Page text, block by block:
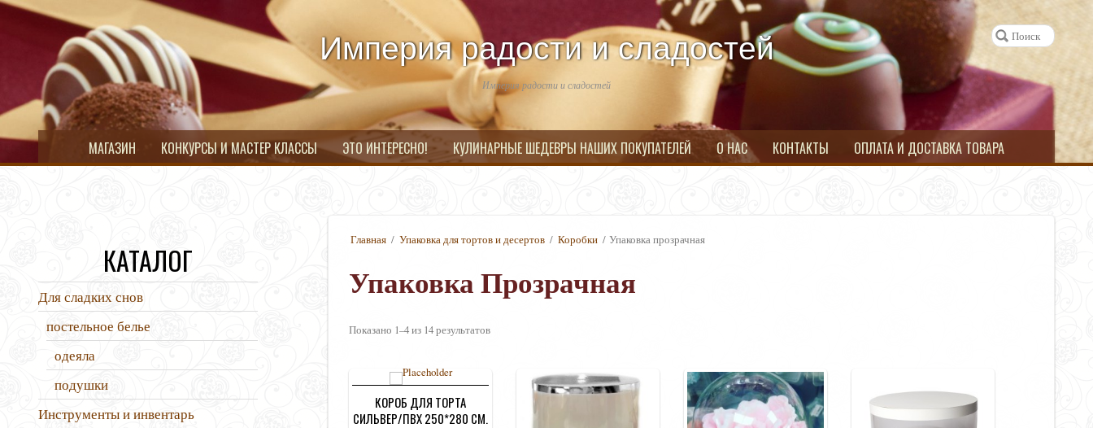
Империя радости и сладостей
Империя радости и сладостей
МАГАЗИН КОНКУРСЫ И МАСТЕР КЛАССЫ ЭТО ИНТЕРЕСНО! КУЛИНАРНЫЕ ШЕДЕВРЫ НАШИХ ПОКУПАТЕЛЕЙ О НАС КОНТАКТЫ ОПЛАТА И ДОСТАВКА ТОВАРА
Главная / Упаковка для тортов и десертов / Коробки / Упаковка прозрачная
Упаковка Прозрачная
Показано 1–4 из 14 результатов
КОРОБ ДЛЯ ТОРТА
СИЛЬВЕР/ПВХ 250*280 СМ.
КАТАЛОГ
Для сладких снов
постельное белье
одеяла
подушки
Инструменты и инвентарь